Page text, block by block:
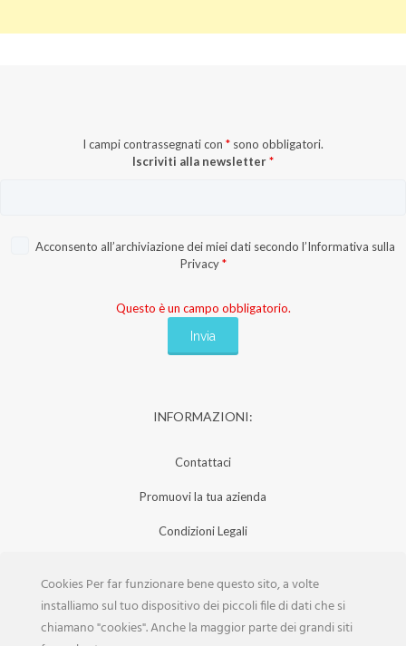
I campi contrassegnati con * sono obbligatori.
Iscriviti alla newsletter*
Acconsento all’archiviazione dei miei dati secondo l’Informativa sulla
Privacy *
Questo è un campo obbligatorio.
INFORMAZIONI:
Contattaci
Promuovi la tua azienda
Condizioni Legali
Iscrizione Aziende
Scarica la Rivista
Cookies Per far funzionare bene questo sito, a volte
installiamo sul tuo dispositivo dei piccoli file di dati che si
chiamano "cookies". Anche la maggior parte dei grandi siti